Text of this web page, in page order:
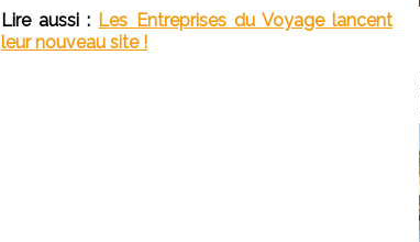
Lire aussi : Les Entreprises du Voyage lancent
leur nouveau site !